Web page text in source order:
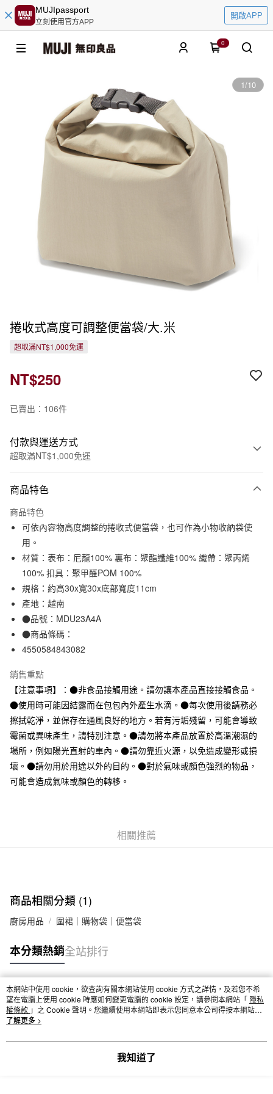
MUJIpassport
立刻使用官方APP
開啟APP
0
1/10
捲收式高度可調整便當袋/大.米
超取滿NT$1,000免運
NT$250
已賣出：106件
付款與運送方式
超取滿NT$1,000免運
信用卡一次付款
信用卡分期付款
3 期 0 利率 每期
合作金庫商業銀行
第一商業銀行
華南商業銀行
上海商業儲蓄銀行
臺灣中小企業銀行
匯豐（台灣）商業銀行
聯邦商業銀行
元大商業銀行
台新國際商業銀行
台灣樂天信用卡公司
超商取貨付款
LINE Pay
Apple Pay
街口支付
悠遊付
運送方式
全家取貨付款
每筆NT$65，滿NT$1,000(含以上)免運費
付款後全家取貨
每筆NT$65，滿NT$1,000(含以上)免運費
7-11取貨付款
每筆NT$65，滿NT$1,000(含以上)免運費
無印良品門市自取
免運費
商品特色
商品特色
可依內容物高度調整的捲收式便當袋，也可作為小物收納袋使
用。
材質：表布：尼龍100% 裏布：聚酯纖維100% 織帶：聚丙烯
100% 扣具：聚甲醛POM 100%
規格：約高30x寬30x底部寬度11cm
產地：越南
●品號：MDU23A4A
●商品條碼：
4550584843082
銷售重點
【注意事項】：●非食品接觸用途。請勿讓本產品直接接觸食品。
●使用時可能因結露而在包包內外產生水滴。●每次使用後請務必
擦拭乾淨，並保存在通風良好的地方。若有污垢殘留，可能會導致
霉菌或異味產生，請特別注意。●請勿將本產品放置於高溫潮濕的
場所，例如陽光直射的車內。●請勿靠近火源，以免造成變形或損
壞。●請勿用於用途以外的目的。●對於氣味或顏色強烈的物品，
可能會造成氣味或顏色的轉移。
相關推薦
商品相關分類 (1)
廚房用品 圍裙｜購物袋｜便當袋
本分類熱銷全站排行
熱門標籤
本網站中使用 cookie，欲查詢有關本網站使用 cookie 方式之詳情，及若您不希
望在電腦上使用 cookie 時應如何變更電腦的 cookie 設定，請參閱本網站「 隱私
權條款 」之 Cookie 聲明。您繼續使用本網站即表示您同意本公司得按本網站使
用條款之 Cookie 聲明使用 cookie。
了解更多 >
我知道了